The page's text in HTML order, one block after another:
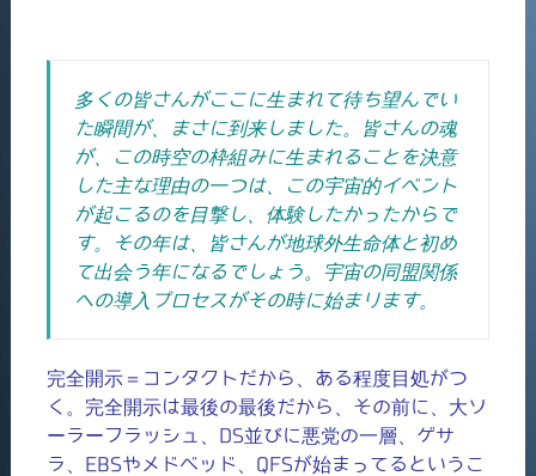
多くの皆さんがここに生まれて待ち望んでい
た瞬間が、まさに到来しました。皆さんの魂
が、この時空の枠組みに生まれることを決意
した主な理由の一つは、この宇宙的イベント
が起こるのを目撃し、体験したかったからで
す。その年は、皆さんが地球外生命体と初め
て出会う年になるでしょう。 宇宙の同盟関係
への導入プロセスがその時に始まります。
完全開示＝コンタクトだから、ある程度目処がつ
く。完全開示は最後の最後だから、その前に、大ソ
ーラーフラッシュ、DS並びに悪党の一層、ゲサ
ラ、EBSやメドベッド、QFSが始まってるというこ